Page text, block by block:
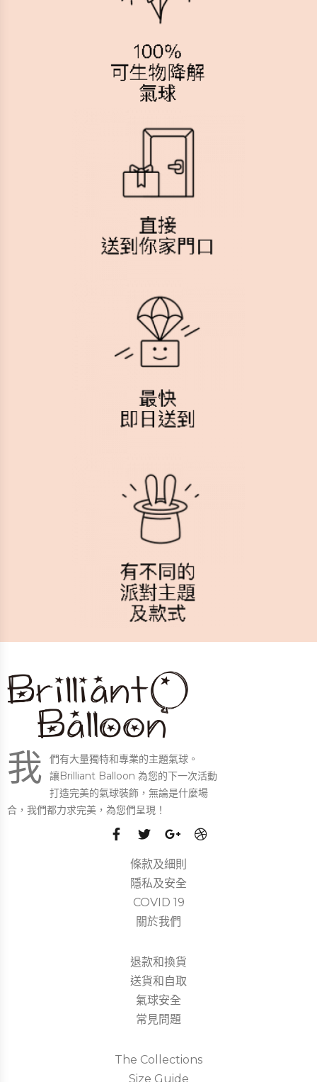
我
們有大量獨特和專業的主題氣球。
讓Brilliant Balloon 為您的下一次活動
打造完美的氣球裝飾，無論是什麼場
合，我們都力求完美，為您們呈現！
條款及細則
隱私及安全
COVID 19
關於我們
退款和換貨
送貨和自取
氣球安全
常見問題
The Collections
Size Guide